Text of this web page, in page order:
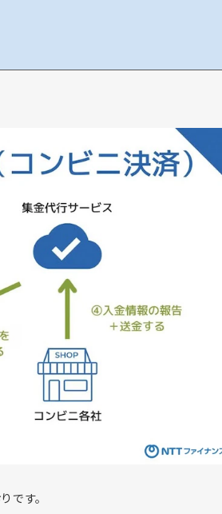
です。